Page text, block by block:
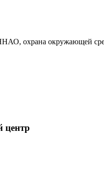
охрана окружающей
центр